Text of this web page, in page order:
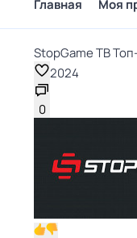
Главная Моя
StopGame ТВ
2024
0